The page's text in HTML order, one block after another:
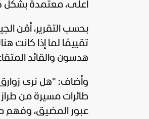
أعلى، معتمدةً بشكل
تقييمًا لما إذا كانت
هدسون والقائد
وأضاف: "هل نرى
طائرات مسيرة من
عبور المضيق، وفهم